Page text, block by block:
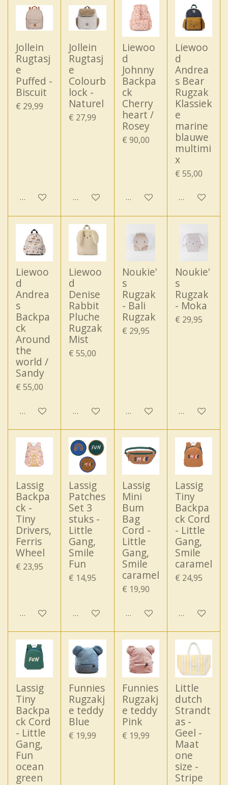
Jollein
Rugtasj
e
Puffed -
Biscuit
€ 29,99
In winkelwagen
Jollein
Rugtasj
e
Colourb
lock -
Naturel
€ 27,99
In winkelwagen
Liewoo
d
Johnny
Backpa
ck
Cherry
heart /
Rosey
€ 90,00
In winkelwagen
Liewoo
d
Andrea
s Bear
Rugzak
Klassiek
e
marine
blauwe
multimi
x
€ 55,00
In
Liewoo
d
Andrea
s
Backpa
ck
Around
the
world /
Sandy
€ 55,00
In winkelwagen
Liewoo
d
Denise
Rabbit
Pluche
Rugzak
Mist
€ 55,00
In winkelwagen
Noukie'
s
Rugzak
- Bali
Rugzak
€ 29,95
In winkelwagen
Noukie'
s
Rugzak
- Moka
€ 29,95
In
Lassig
Backpa
ck -
Tiny
Drivers,
Ferris
Wheel
€ 23,95
In winkelwagen
Lassig
Patches
Set 3
stuks -
Little
Gang,
Smile
Fun
€ 14,95
In winkelwagen
Lassig
Mini
Bum
Bag
Cord -
Little
Gang,
Smile
caramel
€ 19,90
In winkelwagen
Lassig
Tiny
Backpa
ck Cord
- Little
Gang,
Smile
caramel
€ 24,95
In
Lassig
Tiny
Backpa
ck Cord
- Little
Gang,
Fun
ocean
green
Funnies
Rugzakj
e teddy
Blue
€ 19,99
Funnies
Rugzakj
e teddy
Pink
€ 19,99
Little
dutch
Strandt
as -
Geel -
Maat
one
size -
Stripe